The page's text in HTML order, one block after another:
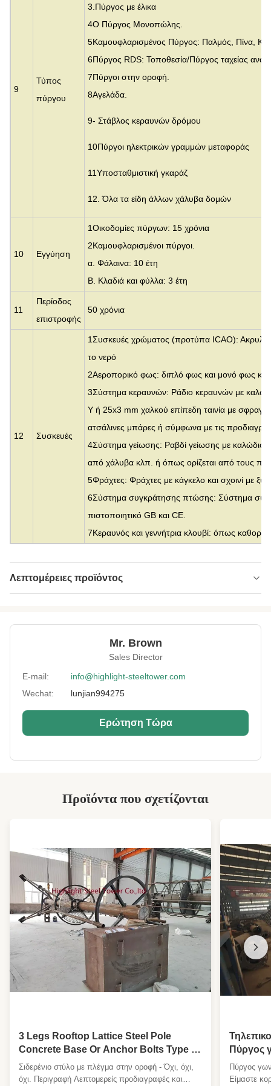
9
Τύπος
πύργου
3.Πύργος με έλικα
4Ο Πύργος Μονοπώλης.
5Καμουφλαρισμένος Πύργος: Παλμός, Πίνα,
6Πύργος RDS: Τοποθεσία/Πύργος ταχείας
7Πύργοι στην οροφή.
8Αγελάδα.
9- Στάβλος κεραυνών δρόμου
10Πύργοι ηλεκτρικών γραμμών μεταφοράς
11Υποσταθμιστική γκαράζ
12. Όλα τα είδη άλλων χάλυβα δομών
10 Εγγύηση
1Οικοδομίες πύργων: 15 χρόνια
2Καμουφλαρισμένοι πύργοι.
α. Φάλαινα: 10 έτη
Β. Κλαδιά και φύλλα: 3 έτη
11
Περίοδος
επιστροφής
50 χρόνια
12 Συσκευές
1Συσκευές χρώματος (προτύπα ICAO):
το νερό
2Αεροπορικό φως: διπλό φως και μονό φως και
3Σύστημα κεραυνών: Ράδιο κεραυνών με
Y ή 25x3 mm χαλκού επίπεδη ταινία με
ατσάλινες μπάρες ή σύμφωνα με τις
4Σύστημα γείωσης: Ραβδί γείωσης με καλώδιο
από χάλυβα κλπ. ή όπως ορίζεται από τους
5Φράχτες: Φράχτες με κάγκελο και σχοινί με
6Σύστημα συγκράτησης πτώσης: Σύστημα
πιστοποιητικό GB και CE.
7Κεραυνός και γεννήτρια κλουβί: όπως
Λεπτομέρειες προϊόντος
Height: 0-300μ.
μονόπολο
Certification: SGS, CE, ISO
Warranty: 15 Χρόνια
Surface
HDG ή ζωγραφική
Protection:
Τουλάχιστον 20 χρόνια
Maintenance: Χαμηλό Κόστος
Antenna Load: Σύμφωνα με την απαίτηση του πελάτη
Wind Resistance: Έως 340 km/h
Character:
καταλαμβάνουν μικρή περιοχή, όμορφη
εμφάνιση
High Light:
ηλιακός στύλος φωτισμού εξωτερικού
χώρου
,
ενιαίος ηλιακός στύλος φωτισμού
ενιαίος στύλος φαναριού κυκλοφορίας
προς πώληση
Mr. Brown
Sales Director
E-mail:
info@highlight-steeltower.com
Wechat:
lunjian994275
Ερώτηση Τώρα
Προϊόντα που σχετίζονται
3 Legs Rooftop Lattice Steel Pole
Concrete Base Or Anchor Bolts Type 0-
300m Height
Σιδερένιο στύλο με πλέγμα στην οροφή - Όχι, όχι,
όχι. Περιγραφή Λεπτομερείς προδιαγραφές και
Πύργος
Πύργος
Είμαστε